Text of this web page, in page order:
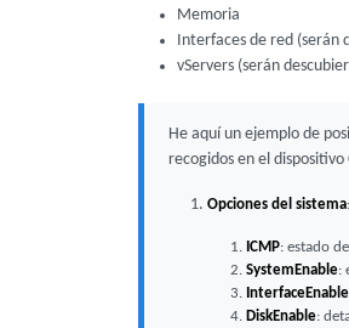
Memoria
Interfaces de red (serán
vServers (serán
He aquí un ejemplo de
recogidos en el
Opciones del sistema:
ICMP: estado
SystemEnable:
InterfaceEnable
DiskEnable: